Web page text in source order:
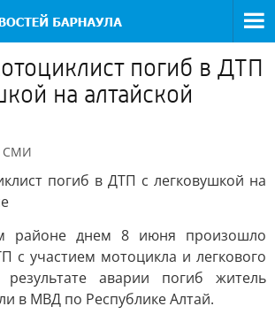
погиб в ДТП
на алтайской
СМИ
погиб в ДТП с легковушкой на
районе днем 8 июня произошло
с участием мотоцикла и легкового
аварии погиб житель
в МВД по Республике Алтай.